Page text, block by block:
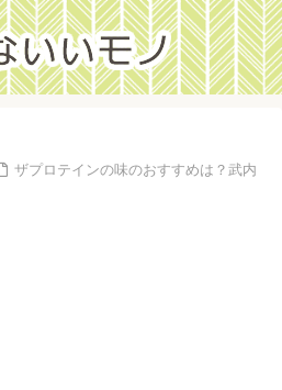
ザプロテインの味のおすすめは？武内